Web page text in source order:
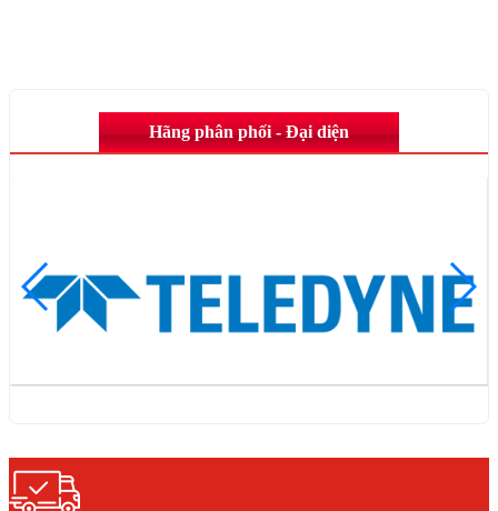
Hãng phân phối - Đại diện